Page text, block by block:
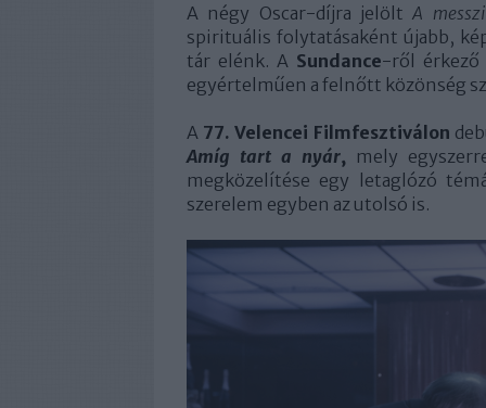
A négy Oscar-díjra jelöltA
spirituális folytatásaként újabb,
tár elénk. A Sundance-ről érkező
egyértelműen a felnőtt közönség
A 77. Velencei Filmfesztiválon
Amíg tart a nyár, mely
megközelítése egy letaglózó
szerelem egyben az utolsó is.